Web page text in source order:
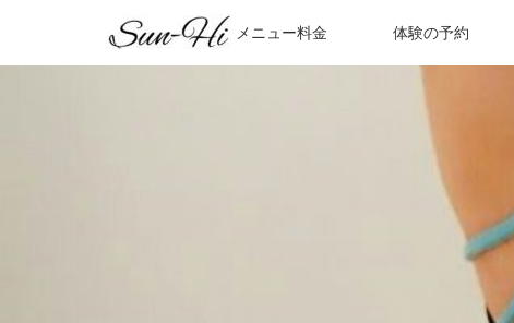
ホーム メニュー料金 体験の予約